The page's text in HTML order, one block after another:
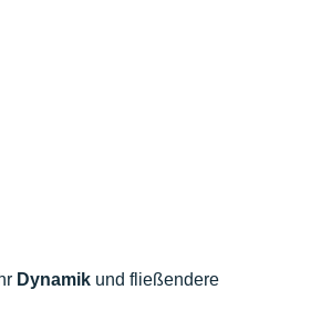
Dynamik und fließendere